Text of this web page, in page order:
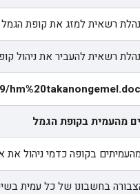
את קופת הגמל בקופת גמל אחרת שבניהולה או שבניהולה של
את ניהול קופת הגמל לחברה מנהלת אחרת בהתאם להוראות סעיף 41 לחוק
מהעמית בקופת הגמל
בקופה כדמי ניהול את
בחשבונו של כל עמית